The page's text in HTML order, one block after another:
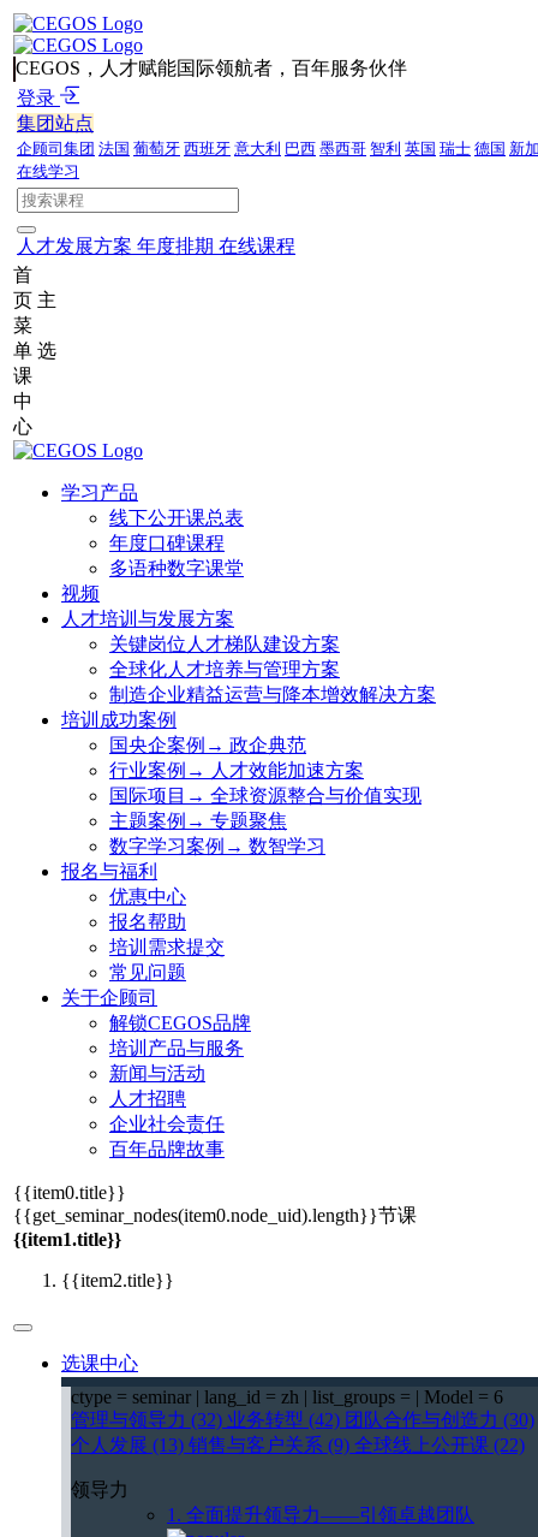
CEGOS，人才赋能国际领航者，百年服务伙伴
登录
集团站点
企顾司集团 法国 葡萄牙 西班牙 意大利 巴西 墨西哥 智利 英国 瑞士 德国 新
在线学习
人才发展方案 年度排期 在线课程
首
页 主
菜
单 选
课
中
心
学习产品
线下公开课总表
年度口碑课程
多语种数字课堂
视频
人才培训与发展方案
关键岗位人才梯队建设方案
全球化人才培养与管理方案
制造企业精益运营与降本增效解决方案
培训成功案例
国央企案例→ 政企典范
行业案例→ 人才效能加速方案
国际项目→ 全球资源整合与价值实现
主题案例→ 专题聚焦
数字学习案例→ 数智学习
报名与福利
优惠中心
报名帮助
培训需求提交
常见问题
关于企顾司
解锁CEGOS品牌
培训产品与服务
新闻与活动
人才招聘
企业社会责任
百年品牌故事
{{item0.title}}
{{get_seminar_nodes(item0.node_uid).length}}节课
{{item1.title}}
{{item2.title}}
选课中心
ctype = seminar | lang_id = zh | list_groups = | Model = 6
管理与领导力 (32) 业务转型 (42) 团队合作与创造力 (30)
个人发展 (13) 销售与客户关系 (9) 全球线上公开课 (22)
领导力
1. 全面提升领导力——引领卓越团队